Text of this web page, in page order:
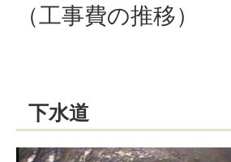
（工事費の推移）
下水道